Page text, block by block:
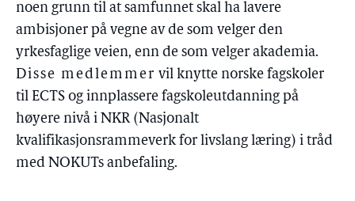
noen grunn til at samfunnet skal ha lavere
ambisjoner på vegne av de som velger den
yrkesfaglige veien, enn de som velger akademia.
Disse medlemmer vil knytte norske fagskoler
til ECTS og innplassere fagskoleutdanning på
høyere nivå i NKR (Nasjonalt
kvalifikasjonsrammeverk for livslang læring) i tråd
med NOKUTs anbefaling.